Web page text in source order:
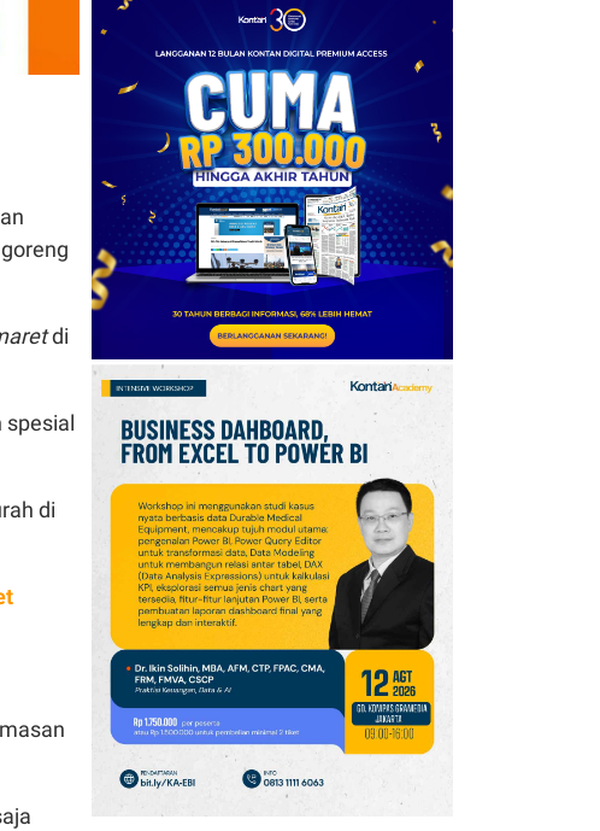
di
spesial
di
6
IHSG Menguat 2,78%
Sepekan ke 6.409,
Cermati Proyeksi Analis
untuk Pekan Depan
IHSG Menguat 2,78% ke
6.409 Sepekan, Cek
Saham yang Banyak
Diborong Asing
Daftar Harga Emas
Antam Hari Ini (8/8):
Naik Rp 40.000 Jadi Rp
2.690.000 Per Gram
9
AS Optimistis Selat
Hormuz Segera Dibuka,
Pasokan Minyak Dunia
Berpotensi Pulih
10 JPMorgan: Hedge Fund
Global Kehilangan
Hampir 3% Keuntungan
pada Juli 2026
11 Punya Rumah
Kontrakan? Siap-Siap
Didatangi Petugas Pajak